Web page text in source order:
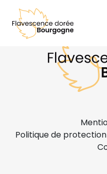
Politique de